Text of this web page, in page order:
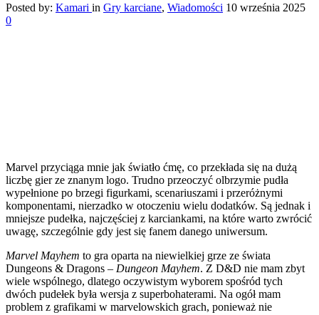
Posted by: Kamari in Gry karciane, Wiadomości 10 września 2025
0
Marvel przyciąga mnie jak światło ćmę, co przekłada się na dużą
liczbę gier ze znanym logo. Trudno przeoczyć olbrzymie pudła
wypełnione po brzegi figurkami, scenariuszami i przeróżnymi
komponentami, nierzadko w otoczeniu wielu dodatków. Są jednak i
mniejsze pudełka, najczęściej z karciankami, na które warto zwrócić
uwagę, szczególnie gdy jest się fanem danego uniwersum.
Marvel Mayhem to gra oparta na niewielkiej grze ze świata
Dungeons & Dragons – Dungeon Mayhem. Z D&D nie mam zbyt
wiele wspólnego, dlatego oczywistym wyborem spośród tych
dwóch pudełek była wersja z superbohaterami. Na ogół mam
problem z grafikami w marvelowskich grach, ponieważ nie